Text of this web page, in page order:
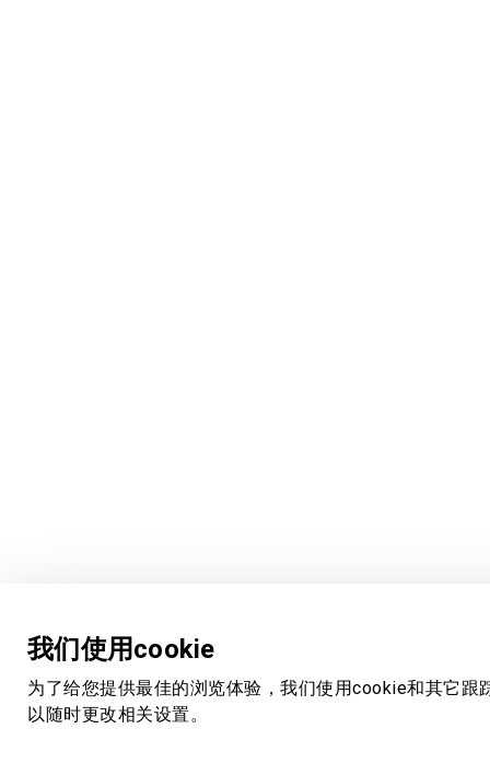
我们使用cookie
为了给您提供最佳的浏览体验，我们使用cookie和其它跟
以随时更改相关设置。